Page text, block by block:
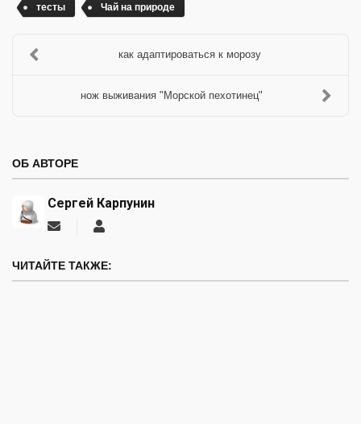
тесты
Чай на природе
как адаптироваться к морозу
нож выживания "Морской пехотинец"
ОБ АВТОРЕ
Сергей Карпунин
Подписаться
автора
ЧИТАЙТЕ ТАКЖЕ: